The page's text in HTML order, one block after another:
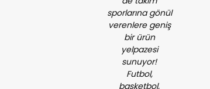
sporlarına gönül
verenlere geniş
bir ürün
yelpazesi
sunuyor!
Futbol,
basketbol,